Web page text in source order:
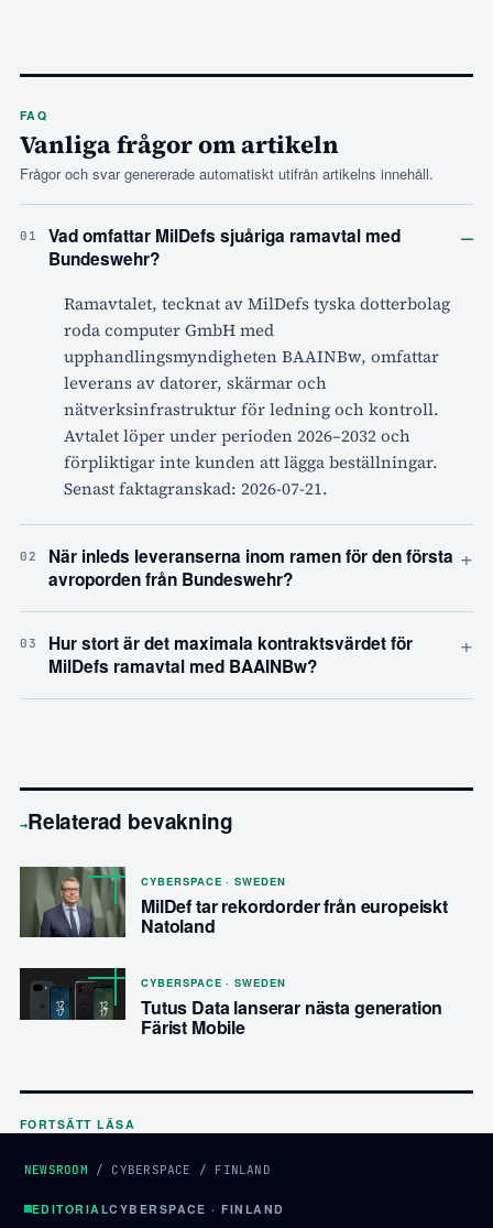
FAQ
Vanliga frågor om artikeln
Frågor och svar genererade automatiskt utifrån artikelns innehåll.
01
Vad omfattar MilDefs sjuåriga ramavtal med
Bundeswehr?
–
Ramavtalet, tecknat av MilDefs tyska dotterbolag
roda computer GmbH med
upphandlingsmyndigheten BAAINBw, omfattar
leverans av datorer, skärmar och
nätverksinfrastruktur för ledning och kontroll.
Avtalet löper under perioden 2026–2032 och
förpliktigar inte kunden att lägga beställningar.
Senast faktagranskad: 2026-07-21.
02
När inleds leveranserna inom ramen för den första
avroporden från Bundeswehr?
+
03
Hur stort är det maximala kontraktsvärdet för
MilDefs ramavtal med BAAINBw?
+
→Relaterad bevakning
CYBERSPACE · SWEDEN
MilDef tar rekordorder från europeiskt
Natoland
CYBERSPACE · SWEDEN
Tutus Data lanserar nästa generation
Färist Mobile
FORTSÄTT LÄSA
NEWSROOM / CYBERSPACE / FINLAND
EDITORIALCYBERSPACE · FINLAND